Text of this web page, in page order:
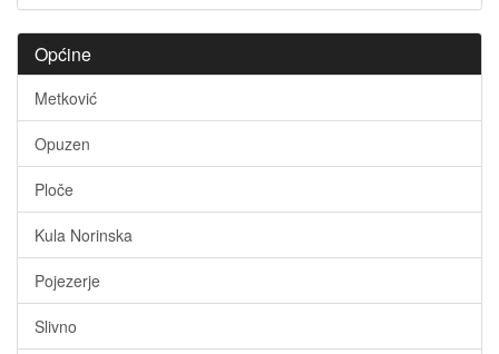
Općine
Metković
Opuzen
Ploče
Kula Norinska
Pojezerje
Slivno